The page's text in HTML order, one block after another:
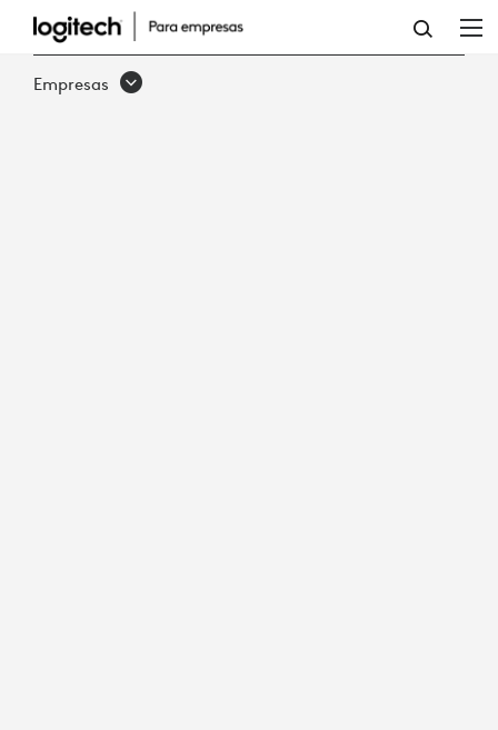
RESEÑA
DEEmpresas